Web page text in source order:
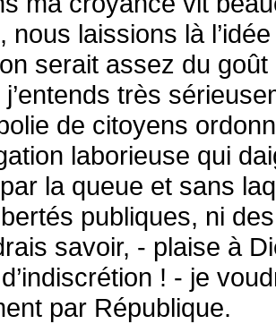
nous laissions là
serait assez du
j’entends très
de citoyens
laborieuse qui
la queue et sans
publiques, ni
savoir, - plaise à
! - je
par République.